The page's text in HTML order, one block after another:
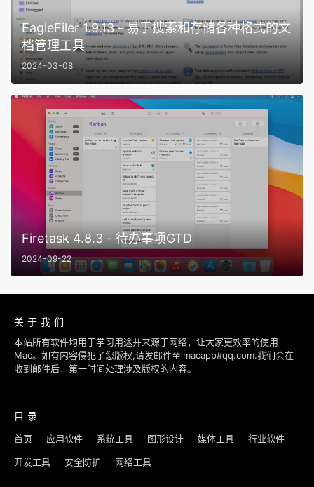
EagleFiler 1.9.13 - 易于搜索和存储各种格式的文
档管理工具
2024-03-08
Firetask 4.8.3 - 待办事项GTD
2024-09-22
关于我们
本站所有软件均用于学习用途并来源于网络，让大家更效率的使用
Mac。如有内容侵犯了您版权,请发邮件至imacapp#qq.com.我们会在
收到邮件后，第一时间处理涉及版权的内容。
目录
首页 应用软件 系统工具 图形设计 媒体工具 行业软件
开发工具 安全防护 网络工具